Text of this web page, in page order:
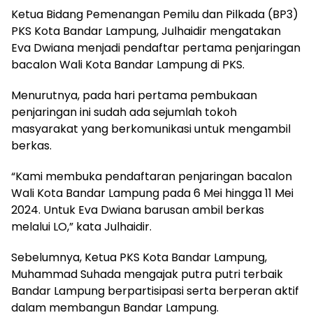
Ketua Bidang Pemenangan Pemilu dan Pilkada (BP3)
PKS Kota Bandar Lampung, Julhaidir mengatakan
Eva Dwiana menjadi pendaftar pertama penjaringan
bacalon Wali Kota Bandar Lampung di PKS.
Menurutnya, pada hari pertama pembukaan
penjaringan ini sudah ada sejumlah tokoh
masyarakat yang berkomunikasi untuk mengambil
berkas.
“Kami membuka pendaftaran penjaringan bacalon
Wali Kota Bandar Lampung pada 6 Mei hingga 11 Mei
2024. Untuk Eva Dwiana barusan ambil berkas
melalui LO,” kata Julhaidir.
Sebelumnya, Ketua PKS Kota Bandar Lampung,
Muhammad Suhada mengajak putra putri terbaik
Bandar Lampung berpartisipasi serta berperan aktif
dalam membangun Bandar Lampung.